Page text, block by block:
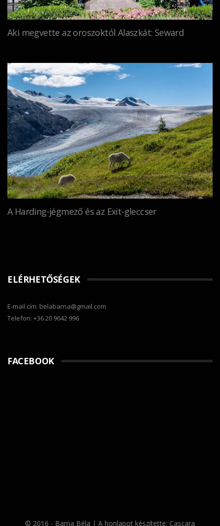
Aki megvette az oroszoktól Alaszkát: Seward
A Harding-jégmező és az Exit-gleccser
ELÉRHETŐSÉGEK
E-mail cím: belabarna@gmail.com
Telefon: +36 20 9642 996
FACEBOOK
© 2016 - Barna Béla | A honlapot készítette: Cascara